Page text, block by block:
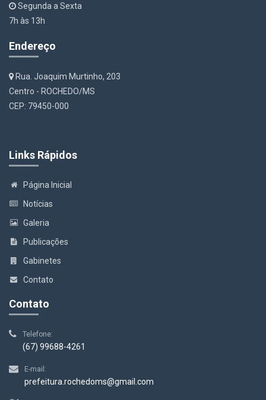
Segunda a Sexta
7h às 13h
Endereço
Rua. Joaquim Murtinho, 203
Centro - ROCHEDO/MS
CEP: 79450-000
Links Rápidos
Página Inicial
Notícias
Galeria
Publicações
Gabinetes
Contato
Contato
Telefone:
(67) 99688-4261
E-mail:
prefeitura.rochedoms@gmail.com